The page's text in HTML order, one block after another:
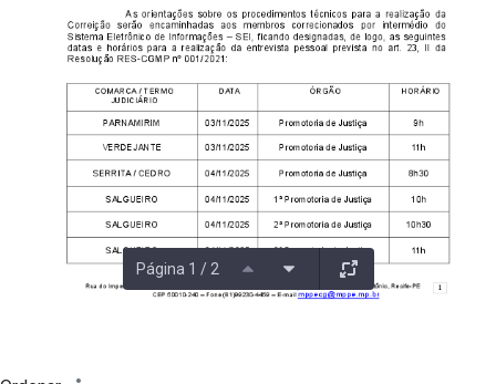
Página 1 / 2